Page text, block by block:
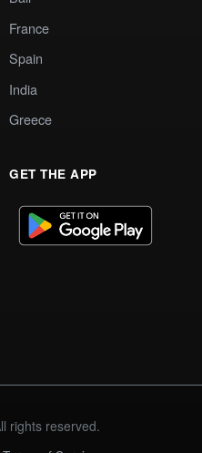
France
Spain
India
Greece
GET THE APP
rights reserved.